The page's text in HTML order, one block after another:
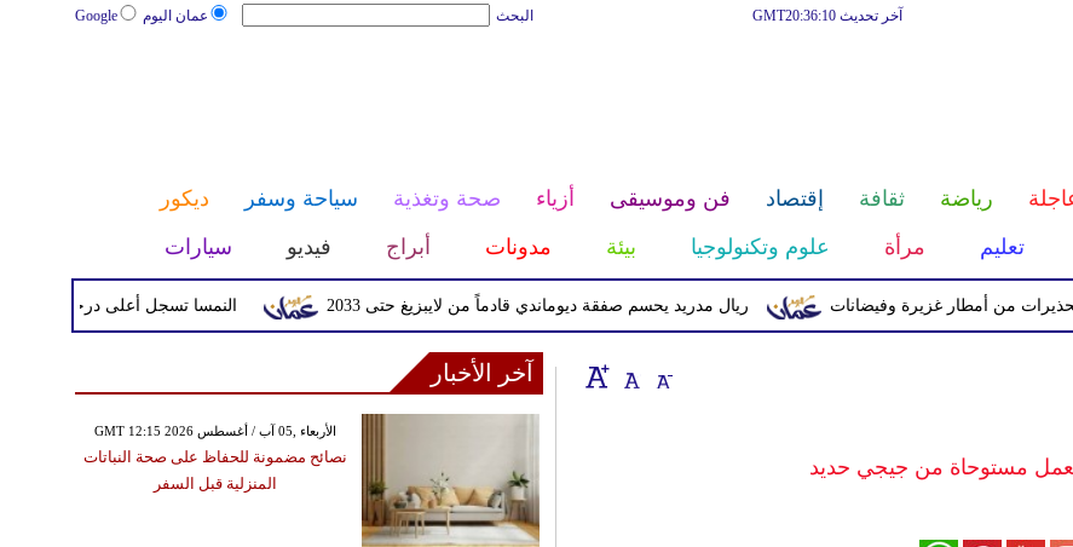
عمان اليوم Google البحث آخر تحديث GMT20:36:10
رياضة ثقافة إقتصاد فن وموسيقى أزياء صحة وتغذية سياحة وسفر
ديكور
تعليم مرأة علوم وتكنولوجيا بيئة مدونات أبراج فيديو سيارات
النمسا تسجل أعلى درجة حرارة في تاريخها مع ريال مدريد يحسم صفقة ديوماندي قادماً من لايبزيغ حتى 2033 من أمطار غزيرة وفيضانات
مستوحاة من جيجي حديد
آخر الأخبار
GMT 12:15 2026 الأربعاء ,05 آب / أغسطس
نصائح مضمونة للحفاظ على صحة النباتات
المنزلية قبل السفر